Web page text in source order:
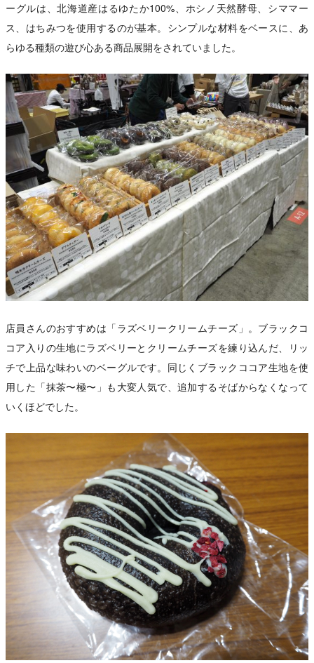
ーグルは、北海道産はるゆたか100%、ホシノ天然酵母、シママー
ス、はちみつを使用するのが基本。シンプルな材料をベースに、あ
らゆる種類の遊び心ある商品展開をされていました。
店員さんのおすすめは「ラズベリークリームチーズ」。ブラックコ
コア入りの生地にラズベリーとクリームチーズを練り込んだ、リッ
チで上品な味わいのベーグルです。同じくブラックココア生地を使
用した「抹茶〜極〜」も大変人気で、追加するそばからなくなって
いくほどでした。